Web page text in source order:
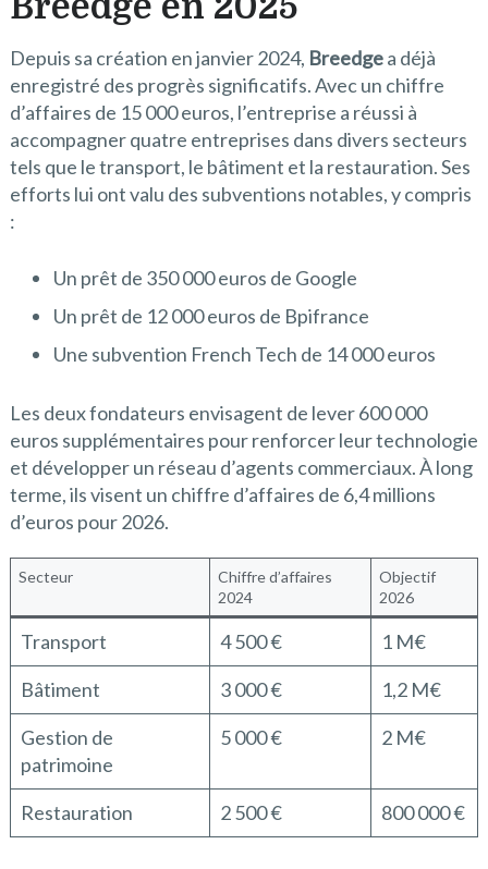
Depuis sa création en janvier 2024, Breedgea déjà
enregistré des progrès significatifs. Avec un chiffre
d’affaires de 15 000 euros, l’entreprise a réussi à
accompagner quatre entreprises dans divers secteurs
tels que le transport, le bâtiment et la restauration. Ses
efforts lui ont valu des subventions notables, y compris
:
Un prêt de 350 000 euros de Google
Un prêt de 12 000 euros de Bpifrance
Une subvention French Tech de 14 000 euros
Les deux fondateurs envisagent de lever 600 000
euros supplémentaires pour renforcer leur technologie
et développer un réseau d’agents commerciaux. À long
terme, ils visent un chiffre d’affaires de 6,4 millions
d’euros pour 2026.
Secteur
Chiffre d’affaires
2024
Objectif
2026
Transport 4 500 €
1 M€
Bâtiment
3 000 €
1,2 M€
Gestion de
patrimoine
5 000 € 2 M€
Restauration 2 500 € 800 000 €